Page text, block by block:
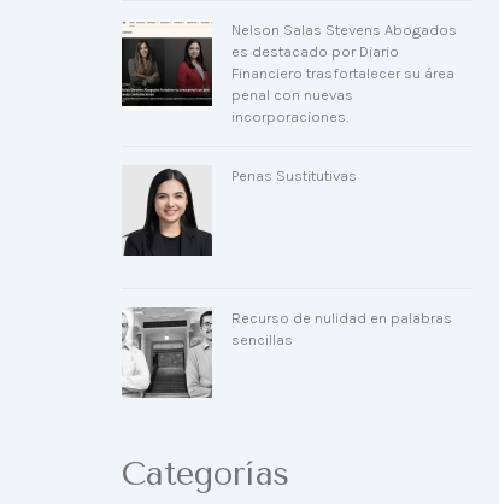
Nelson Salas Stevens Abogados
es destacado por Diario
Financiero trasfortalecer su área
penal con nuevas
incorporaciones.
Penas Sustitutivas
Recurso de nulidad en palabras
sencillas
Categorías